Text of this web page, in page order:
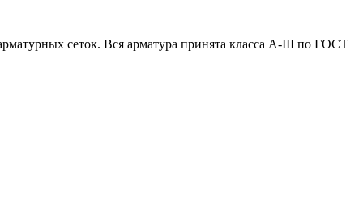
сеток. Вся арматура принята класса А-III по ГОСТ